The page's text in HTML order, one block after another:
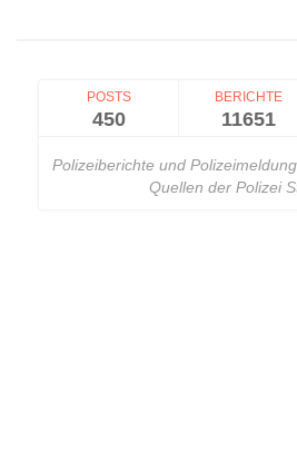
POSTS
450
BERICHTE
11651
Polizeiberichte und
Quellen der Polizei